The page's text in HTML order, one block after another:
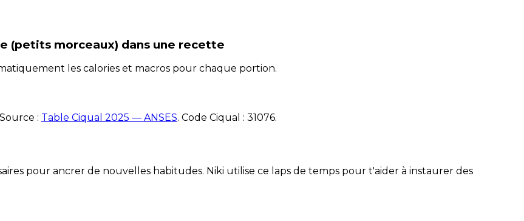
(petits morceaux) dans une recette
les calories et macros pour chaque portion.
: Table Ciqual 2025 — ANSES. Code Ciqual : 31076.
pour ancrer de nouvelles habitudes. Niki utilise ce laps de temps pour t'aider à instaurer des